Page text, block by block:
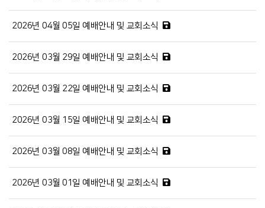
2026년 04월 05일 예배안내 및 교회소식
2026년 03월 29일 예배안내 및 교회소식
2026년 03월 22일 예배안내 및 교회소식
2026년 03월 15일 예배안내 및 교회소식
2026년 03월 08일 예배안내 및 교회소식
2026년 03월 01일 예배안내 및 교회소식